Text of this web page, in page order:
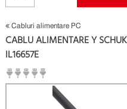
Cabluri alimentare PC
CABLU ALIMENTARE Y
IL16657E
(